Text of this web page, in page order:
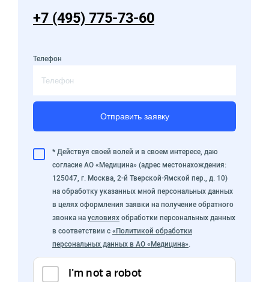
+7 (495) 775-73-60
Телефон
Отправить заявку
* Действуя своей волей и в своем интересе, даю
согласие АО «Медицина» (адрес местонахождения:
125047, г. Москва, 2-й Тверской-Ямской пер., д. 10)
на обработку указанных мной персональных данных
в целях оформления заявки на получение обратного
звонка на условиях обработки персональных данных
в соответствии с «Политикой обработки
персональных данных в АО «Медицина».